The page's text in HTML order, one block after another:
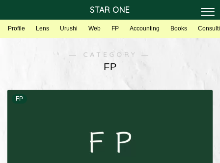
STAR ONE
Profile Lens Urushi Web FP Accounting Books
― CATEGORY ―
FP
FP